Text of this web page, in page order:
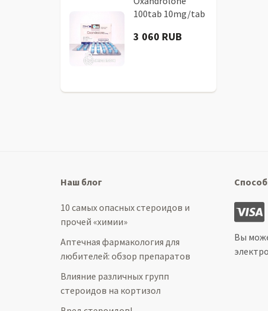
100tab 10mg/tab
3 060 RUB
Наш блог
10 самых опасных стероидов и
прочей «химии»
Аптечная фармакология для
любителей: обзор препаратов
Влияние различных групп
стероидов на кортизол
Вы